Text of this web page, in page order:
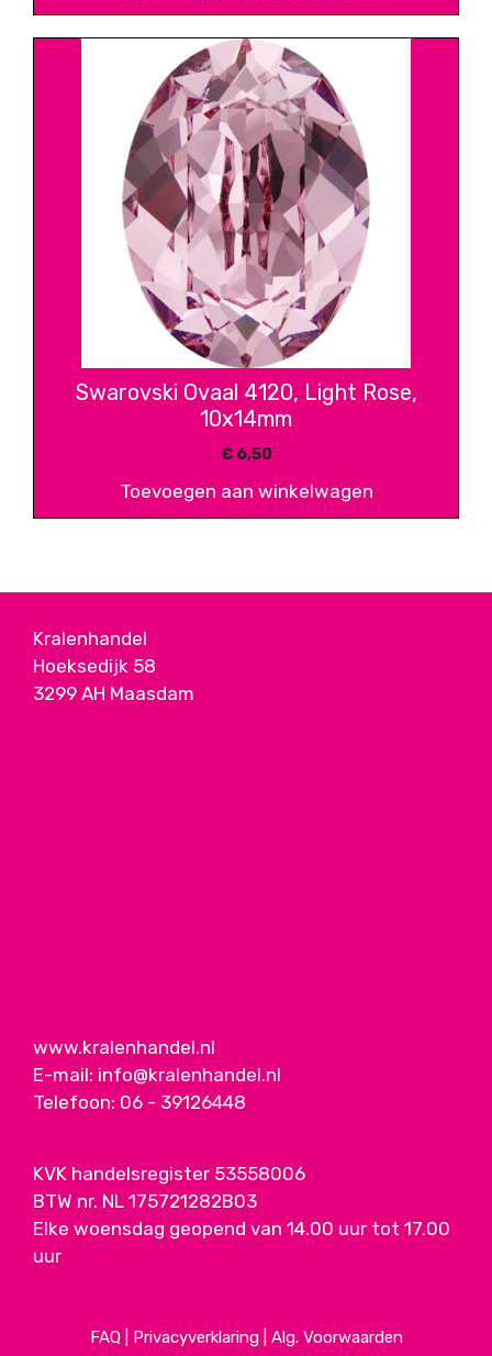
Swarovski Ovaal 4120, Light Rose,
10x14mm
€6,50
Toevoegen aan winkelwagen
Kralenhandel
Hoeksedijk 58
3299 AH Maasdam
www.kralenhandel.nl
E-mail: info@kralenhandel.nl
Telefoon: 06 - 39126448
KVK handelsregister 53558006
BTW nr. NL 175721282B03
Elke woensdag geopend van 14.00 uur tot 17.00
uur
FAQ| Privacyverklaring| Alg. Voorwaarden